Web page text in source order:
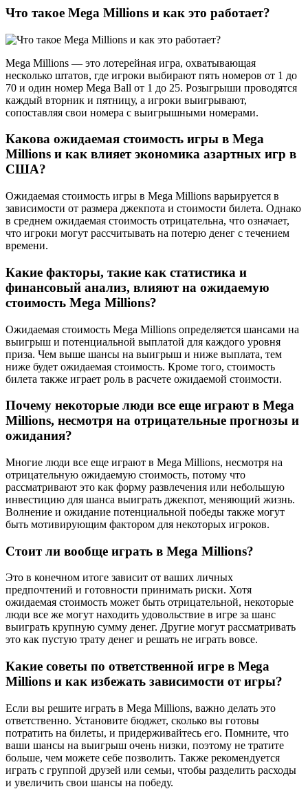
Что такое Mega Millions и как это работает?
Mega Millions — это лотерейная игра, охватывающая
несколько штатов, где игроки выбирают пять номеров от 1 до
70 и один номер Mega Ball от 1 до 25. Розыгрыши проводятся
каждый вторник и пятницу, а игроки выигрывают,
сопоставляя свои номера с выигрышными номерами.
Какова ожидаемая стоимость игры в Mega
Millions и как влияет экономика азартных игр в
США?
Ожидаемая стоимость игры в Mega Millions варьируется в
зависимости от размера джекпота и стоимости билета. Однако
в среднем ожидаемая стоимость отрицательна, что означает,
что игроки могут рассчитывать на потерю денег с течением
времени.
Какие факторы, такие как статистика и
финансовый анализ, влияют на ожидаемую
стоимость Mega Millions?
Ожидаемая стоимость Mega Millions определяется шансами на
выигрыш и потенциальной выплатой для каждого уровня
приза. Чем выше шансы на выигрыш и ниже выплата, тем
ниже будет ожидаемая стоимость. Кроме того, стоимость
билета также играет роль в расчете ожидаемой стоимости.
Почему некоторые люди все еще играют в Mega
Millions, несмотря на отрицательные прогнозы и
ожидания?
Многие люди все еще играют в Mega Millions, несмотря на
отрицательную ожидаемую стоимость, потому что
рассматривают это как форму развлечения или небольшую
инвестицию для шанса выиграть джекпот, меняющий жизнь.
Волнение и ожидание потенциальной победы также могут
быть мотивирующим фактором для некоторых игроков.
Стоит ли вообще играть в Mega Millions?
Это в конечном итоге зависит от ваших личных
предпочтений и готовности принимать риски. Хотя
ожидаемая стоимость может быть отрицательной, некоторые
люди все же могут находить удовольствие в игре за шанс
выиграть крупную сумму денег. Другие могут рассматривать
это как пустую трату денег и решать не играть вовсе.
Какие советы по ответственной игре в Mega
Millions и как избежать зависимости от игры?
Если вы решите играть в Mega Millions, важно делать это
ответственно. Установите бюджет, сколько вы готовы
потратить на билеты, и придерживайтесь его. Помните, что
ваши шансы на выигрыш очень низки, поэтому не тратите
больше, чем можете себе позволить. Также рекомендуется
играть с группой друзей или семьи, чтобы разделить расходы
и увеличить свои шансы на победу.